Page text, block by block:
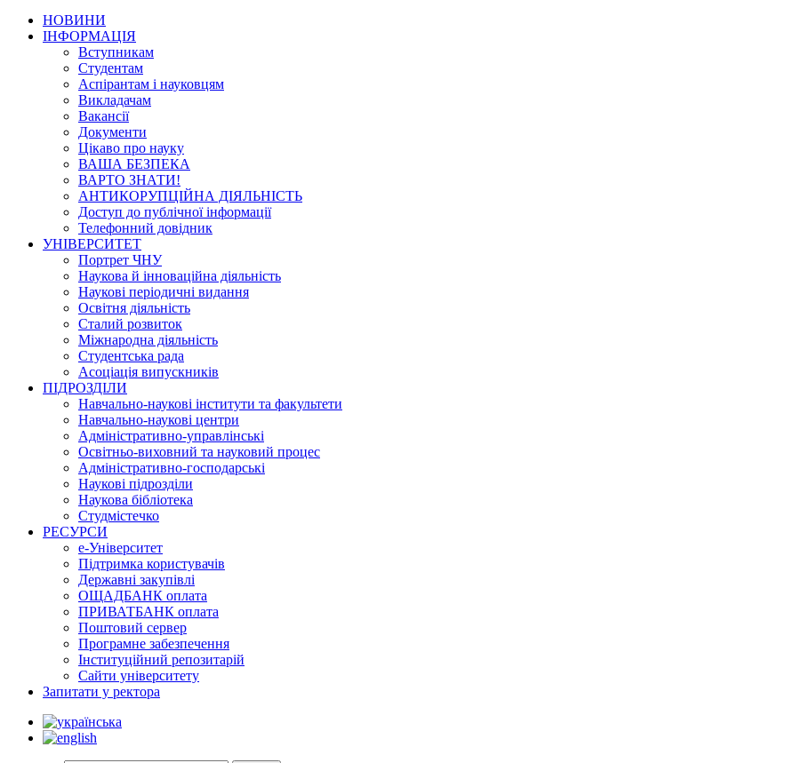
НОВИНИ
ІНФОРМАЦІЯ
Вступникам
Студентам
Аспірантам і науковцям
Викладачам
Вакансії
Документи
Цікаво про науку
ВАША БЕЗПЕКА
ВАРТО ЗНАТИ!
АНТИКОРУПЦІЙНА ДІЯЛЬНІСТЬ
Доступ до публічної інформації
Телефонний довідник
УНІВЕРСИТЕТ
Портрет ЧНУ
Наукова й інноваційна діяльність
Наукові періодичні видання
Освітня діяльність
Сталий розвиток
Міжнародна діяльність
Студентська рада
Асоціація випускників
ПІДРОЗДІЛИ
Навчально-наукові інститути та факультети
Навчально-наукові центри
Адміністративно-управлінські
Освітньо-виховний та науковий процес
Адміністративно-господарські
Наукові підрозділи
Наукова бібліотека
Студмістечко
РЕСУРСИ
е-Університет
Підтримка користувачів
Державні закупівлі
ОЩАДБАНК оплата
ПРИВАТБАНК оплата
Поштовий сервер
Програмне забезпечення
Інституційний репозитарій
Сайти університету
Запитати у ректора